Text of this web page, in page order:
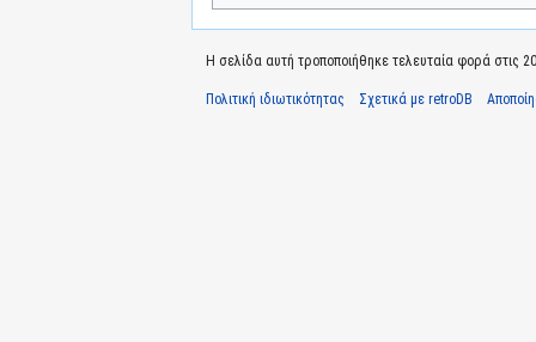
Η σελίδα αυτή τροποποιήθηκε τελευταία φορά στις
Πολιτική ιδιωτικότητας Σχετικά με retroDB